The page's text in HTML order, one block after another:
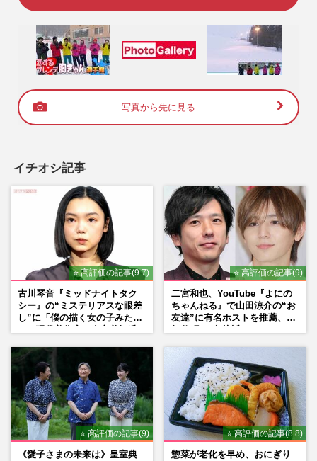
写真から先に見る
イチオシ記事
⭐ 高評価の記事(9.7)
古川琴音『ミッドナイトタク
シー』の“ミステリアスな眼差
し”に「僕の描く女の子みた
⭐ 高評価の記事(9)
二宮和也、YouTube『よにの
ちゃんねる』で山田涼介の“お
友達”に有名ホストを推薦、歌
⭐ 高評価の記事(9)
《愛子さまの未来は》皇室典
⭐ 高評価の記事(8.8)
惣菜が老化を早め、おにぎり